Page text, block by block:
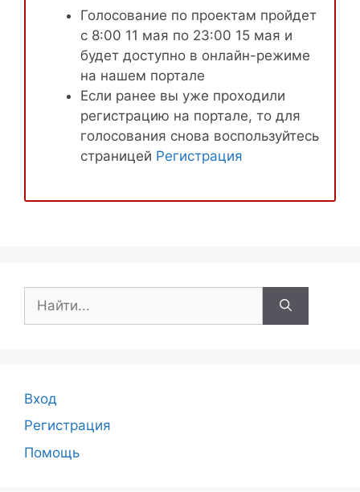
Голосование по проектам пройдет
с 8:00 11 мая по 23:00 15 мая и
будет доступно в онлайн-режиме
на нашем портале
Если ранее вы уже проходили
регистрацию на портале, то для
голосования снова воспользуйтесь
страницей Регистрация
Вход
Регистрация
Помощь